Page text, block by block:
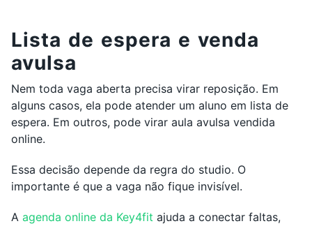
Lista de espera e venda
avulsa
Nem toda vaga aberta precisa virar reposição. Em
alguns casos, ela pode atender um aluno em lista de
espera. Em outros, pode virar aula avulsa vendida
online.
Essa decisão depende da regra do studio. O
importante é que a vaga não fique invisível.
A agenda online da Key4fit ajuda a conectar faltas,